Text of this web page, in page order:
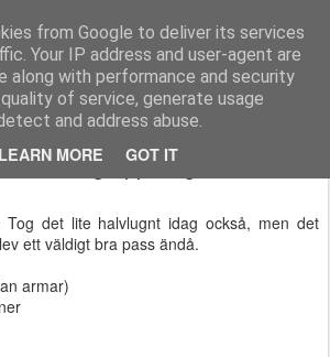
from Google to deliver its services
Your IP address and user-agent are
along with performance and security
of service, generate usage
and address abuse.
LEARN MORE GOT IT
Functional Fitness by Mattias - Träningsinspiration & träningsfilmer
Bättre grepp idag
Tog det lite halvlugnt idag också, men det
ett väldigt bra pass ändå.
armar)